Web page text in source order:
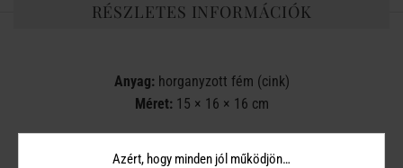
RÉSZLETES INFORMÁCIÓK
Anyag:horganyzott fém (cink)
Méret:15 × 16 × 16 cm
Azért, hogy minden jól működjön…